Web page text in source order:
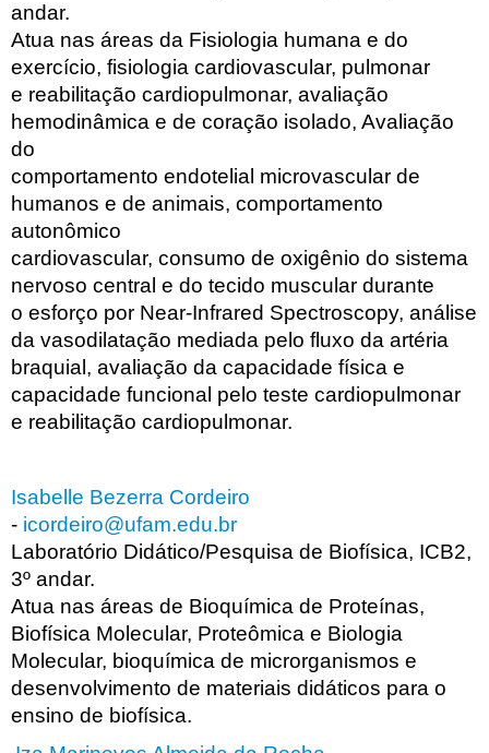
andar.
Atua nas áreas da Fisiologia humana e do
exercício, fisiologia cardiovascular, pulmonar
e reabilitação cardiopulmonar, avaliação
hemodinâmica e de coração isolado, Avaliação
do
comportamento endotelial microvascular de
humanos e de animais, comportamento
autonômico
cardiovascular, consumo de oxigênio do sistema
nervoso central e do tecido muscular durante
o esforço por Near-Infrared Spectroscopy, análise
da vasodilatação mediada pelo fluxo da artéria
braquial, avaliação da capacidade física e
capacidade funcional pelo teste cardiopulmonar
e reabilitação cardiopulmonar.
Isabelle Bezerra Cordeiro
- icordeiro@ufam.edu.br
Laboratório Didático/Pesquisa de Biofísica, ICB2,
3º andar.
Atua nas áreas de Bioquímica de Proteínas,
Biofísica Molecular, Proteômica e Biologia
Molecular, bioquímica de microrganismos e
desenvolvimento de materiais didáticos para o
ensino de biofísica.